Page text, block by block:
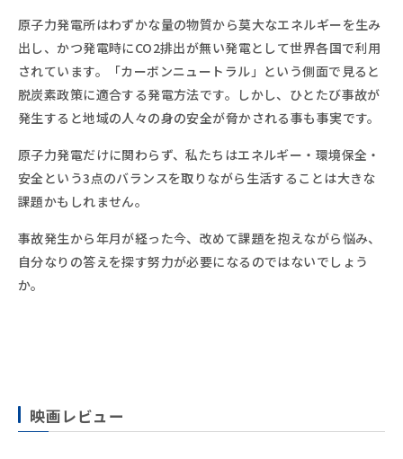
原子力発電所はわずかな量の物質から莫大なエネルギーを生み
出し、かつ発電時にCO2排出が無い発電として世界各国で利用
されています。
「カーボンニュートラル」という側面で見ると
脱炭素政策に適合する発電方法です。しかし、ひとたび事故が
発生すると地域の人々の身の安全が脅かされる事も事実です。
原子力発電だけに関わらず、私たちはエネルギー・環境保全・
安全という3点のバランスを取りながら生活することは大きな
課題かもしれません。
事故発生から年月が経った今、改めて課題を抱えながら悩み、
自分なりの答えを探す努力が必要になるのではないでしょう
か。
映画レビュー